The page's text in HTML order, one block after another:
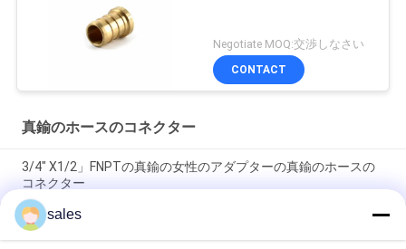
Negotiate MOQ:交渉しなさい
CONTACT
真鍮のホースのコネクター
3/4" X1/2」FNPTの真鍮の女性のアダプターの真鍮のホースの
コネクター
OEM 3/4" X1/2」真鍮のホースのコネクターの減力剤のカップ
リングの管付属品
sales